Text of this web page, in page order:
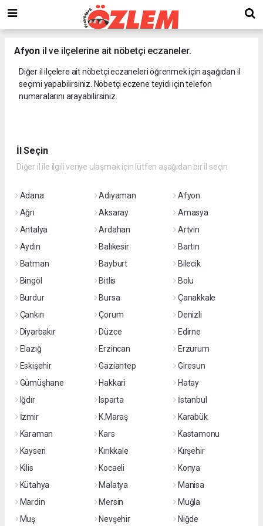
Afyon il ve ilçelerine ait nöbetçi eczaneler.
Diğer il ilçelere ait nöbetçi eczaneleri öğrenmek için aşağıdan il
seçimi yapabilirsiniz. Nöbetçi eczene teyidi için telefon
numaralarını arayabilirsiniz.
İl Seçin
Diğer il ile ilgili veriye ulaşmak için lütfen aşağıdan bir il seçin
Adana Adıyaman
Afyon
Ağrı
Aksaray
Amasya
Antalya
Ardahan
Artvin
Aydın
Balıkesir
Bartın
Batman
Bayburt
Bilecik
Bingöl
Bitlis
Bolu
Burdur
Bursa
Çanakkale
Çankırı
Çorum
Denizli
Diyarbakır
Düzce
Edirne
Elazığ
Erzincan
Erzurum
Eskişehir
Gaziantep
Giresun
Gümüşhane
Hakkari
Hatay
Iğdır
Isparta
İstanbul
İzmir
K.Maraş
Karabük
Karaman
Kars
Kastamonu
Kayseri
Kırıkkale
Kırşehir
Kilis
Kocaeli
Konya
Kütahya
Malatya
Manisa
Mardin
Mersin
Muğla
Muş
Nevşehir Niğde